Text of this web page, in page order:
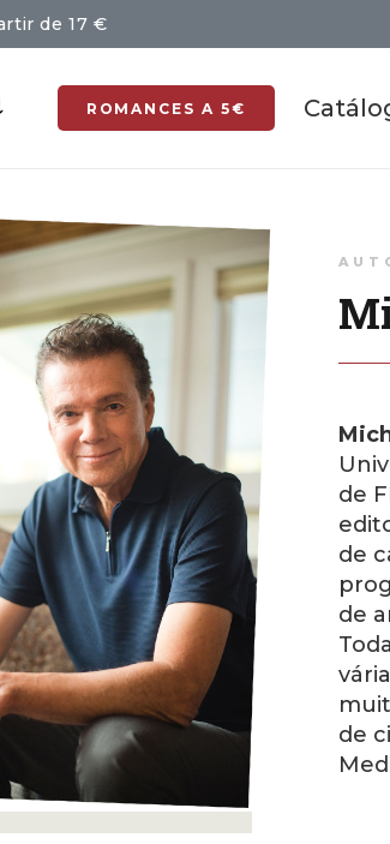
de 17 €
ROMANCES A 5€
de
de
de
de